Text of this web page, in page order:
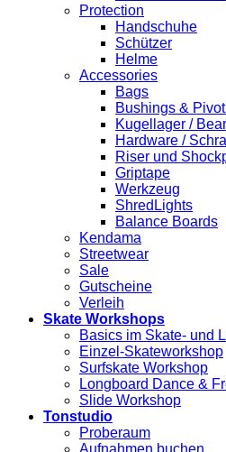
Protection
Handschuhe
Schützer
Helme
Accessories
Bags
Bushings &
Kugellager /
Hardware /
Riser und
Griptape
Werkzeug
ShredLights
Balance Boards
Kendama
Streetwear
Sale
Gutscheine
Verleih
Skate Workshops
Basics im Skate- und
Einzel-Skateworkshop
Surfskate Workshop
Longboard Dance &
Slide Workshop
Tonstudio
Proberaum
Aufnahmen buchen